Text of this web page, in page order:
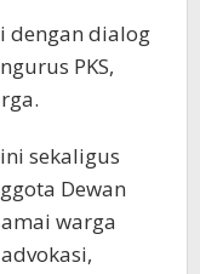
dengan dialog
PKS,
sekaligus
Dewan
warga